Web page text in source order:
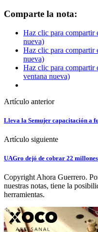
Comparte la nota:
Haz clic para compartir
nueva)
Haz clic para compartir
nueva)
Haz clic para compartir
ventana nueva)
Artículo anterior
Lleva la Semujer capacitación a
Artículo siguiente
UAGro dejó de cobrar 22
Copyright Ahora Guerrero.
nuestras notas, tiene la
herramientas.